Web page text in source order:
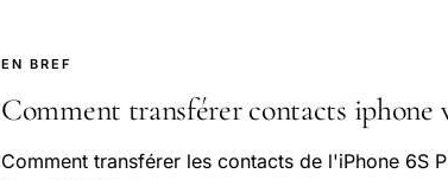
EN BREF
Comment transférer contacts iphone
Comment transférer les contacts de l'iPhone 6S